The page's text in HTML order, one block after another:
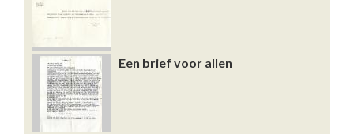
Een brief voor allen